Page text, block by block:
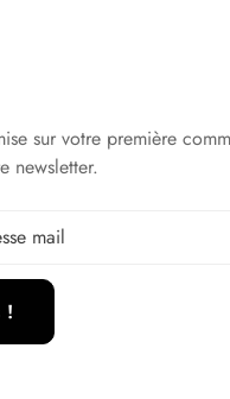
sur votre première
newsletter.
!